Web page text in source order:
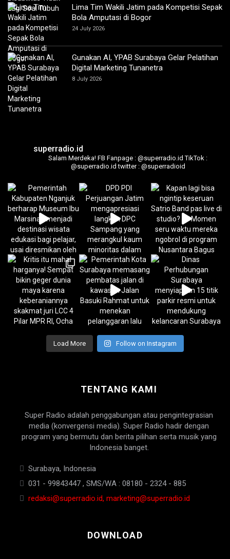
Lima Tim Wakili Jatim pada Kompetisi Sepak
Bola Amputasi di Bogor
24 July 2026
Gunakan AI, YPAB Surabaya Gelar Pelatihan
Digital Marketing Tunanetra
8 July 2026
superradio.id
Salam Merdeka! FB Fanpage : @superradio.id TikTok :
@superradio.id twitter : @superradioid
Load More Follow on Instagram
TENTANG KAMI
Super Radio adalah penggabungan atau pengintegrasian
media (konvergensi media). Super Radio hadir dengan
program yang bermutu dan berita pilihan serta musik yang
Indonesia banget.
Surabaya, Indonesia
031 - 99843447 , SMS/WA : 08180 - 2324 - 885
redaksi@superradio.id, marketing@superradio.id
DOWNLOAD